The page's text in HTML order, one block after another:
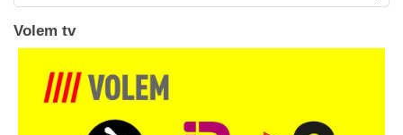
Volem tv